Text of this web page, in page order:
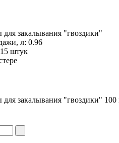
закалывания "гвоздики"
л: 0.96
штук
закалывания "гвоздики" 100